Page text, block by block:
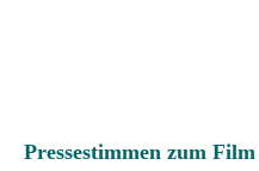
Pressestimmen zum Film